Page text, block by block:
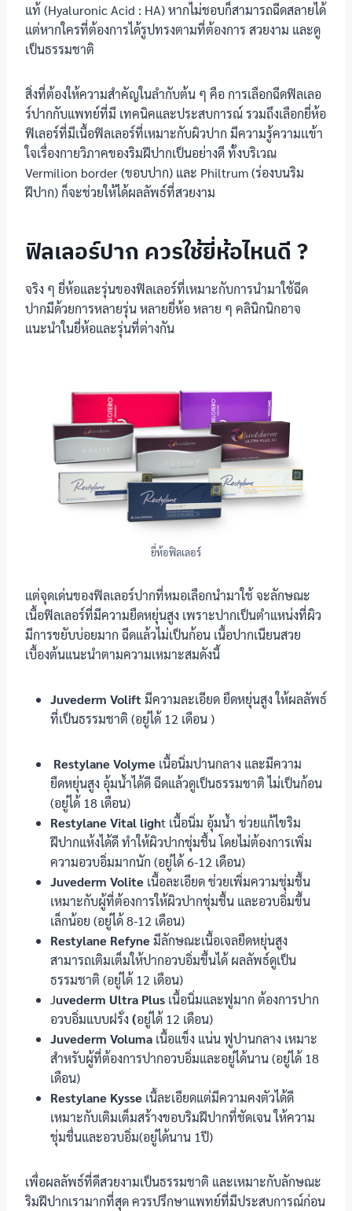
แท้ (Hyaluronic Acid : HA) หากไม่ชอบก็สามารถฉีดสลายได้
แต่หากใครที่ต้องการได้รูปทรงตามที่ต้องการ สวยงาม และดู
เป็นธรรมชาติ
สิ่งที่ต้องให้ความสำคัญในลำกับต้น ๆ คือ การเลือกฉีดฟิลเลอ
ร์ปากกับแพทย์ที่มี เทคนิคและประสบการณ์ รวมถึงเลือกยี่ห้อ
ฟิเลอร์ที่มีเนื้อฟิลเลอร์ที่เหมาะกับผิวปาก มีความรู้ความเเข้า
ใจเรื่องกายวิภาคของริมฝีปากเป็นอย่างดี ทั้งบริเวณ
Vermilion border (ขอบปาก) และ Philtrum (ร่องบนริม
ฝีปาก) ก็จะช่วยให้ได้ผลลัพธ์ที่สวยงาม
ฟิลเลอร์ปาก ควรใช้ยี่ห้อไหนดี ?
จริง ๆ ยี่ห้อและรุ่นของฟิลเลอร์ที่เหมาะกับการนำมาใช้ฉีด
ปากมีด้วยการหลายรุ่น หลายยี่ห้อ หลาย ๆ คลินิกนิกอาจ
แนะนำในยี่ห้อและรุ่นที่ต่างกัน
ยี่ห้อฟิลเลอร์
แต่จุดเด่นของฟิลเลอร์ปากที่หมอเลือกนำมาใช้ จะลักษณะ
เนื้อฟิลเลอร์ที่มีความยืดหยุ่นสูง เพราะปากเป็นตำแหน่งที่ผิว
มีการขยับบ่อยมาก ฉีดแล้วไม่เป็นก้อน เนื้อปากเนียนสวย
เบื้องต้นแนะนำตามความเหมาะสมดังนี้
Juvederm Voliftมีความละเอียด ยืดหยุ่นสูง ให้ผลลัพธ์
ที่เป็นธรรมชาติ (อยู่ได้ 12 เดือน )
Restylane Volyme เนื้อนิ่มปานกลาง และมีความ
ยืดหยุ่นสูง อุ้มน้ำได้ดี ฉีดแล้วดูเป็นธรรมชาติ ไม่เป็นก้อน
(อยู่ได้ 18 เดือน)
Restylane Vital light เนื้อนิ่ม อุ้มน้ำ ช่วยแก้ไขริม
ฝีปากแห้งได้ดี ทำให้ผิวปากชุ่มชื้น โดยไม่ต้องการเพิ่ม
ความอวบอิ่มมากนัก (อยู่ได้ 6-12 เดือน)
Juvederm Volite เนื้อละเอียด ช่วยเพิ่มความชุ่มชื้น
เหมาะกับผู้ที่ต้องการให้ผิวปากชุ่มชื้น และอวบอิ่มขึ้น
เล็กน้อย (อยู่ได้ 8-12 เดือน)
Restylane Refyneมีลักษณะเนื้อเจลยืดหยุ่นสูง
สามารถเติมเต็มให้ปากอวบอิ่มขึ้นได้ ผลลัพธ์ดูเป็น
ธรรมชาติ (อยู่ได้ 12 เดือน)
Juvederm Ultra Plus เนื้อนิ่มและฟูมาก ต้องการปาก
อวบอิ่มแบบฝรั่ง (อยู่ได้ 12 เดือน)
Juvederm Voluma เนื้อแข็ง แน่น ฟูปานกลาง เหมาะ
สำหรับผู้ที่ต้องการปากอวบอิ่มและอยู่ได้นาน (อยู่ได้ 18
เดือน)
Restylane Kysse เนื้ละเอียดแต่มีความคงตัวได้ดี
เหมาะกับเติมเต็มสร้างขอบริมฝีปากที่ชัดเจน ให้ความ
ชุ่มชื่นและอวบอิ่ม(อยู่ได้นาน 1ปี)
เพื่อผลลัพธ์ที่ดีสวยงามเป็นธรรมชาติ และเหมาะกับลักษณะ
ริมฝีปากเรามากที่สุด ควรปรึกษาแพทย์ที่มีประสบการณ์ก่อน